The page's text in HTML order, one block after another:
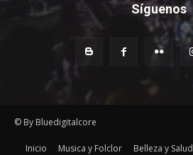
Síguenos
© By Bluedigitalcore
Inicio Musica y Folclor Belleza y Salud